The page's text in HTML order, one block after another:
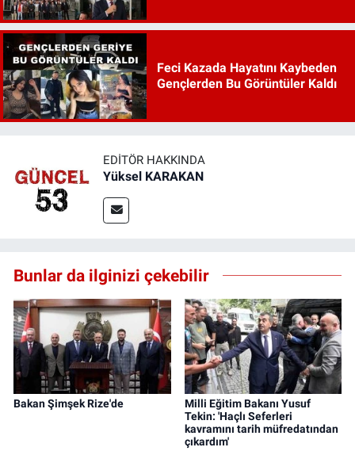
Feci Kazada Hayatını Kaybeden
Gençlerden Bu Görüntüler Kaldı
EDITÖR HAKKINDA
Yüksel KARAKAN
Bunlar da ilginizi çekebilir
Bakan Şimşek Rize'de
Milli Eğitim Bakanı Yusuf
Tekin: 'Haçlı Seferleri
kavramını tarih müfredatından
çıkardım'